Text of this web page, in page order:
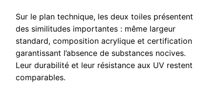
Sur le plan technique, les deux toiles présentent
des similitudes importantes : même largeur
standard, composition acrylique et certification
garantissant l’absence de substances nocives.
Leur durabilité et leur résistance aux UV restent
comparables.